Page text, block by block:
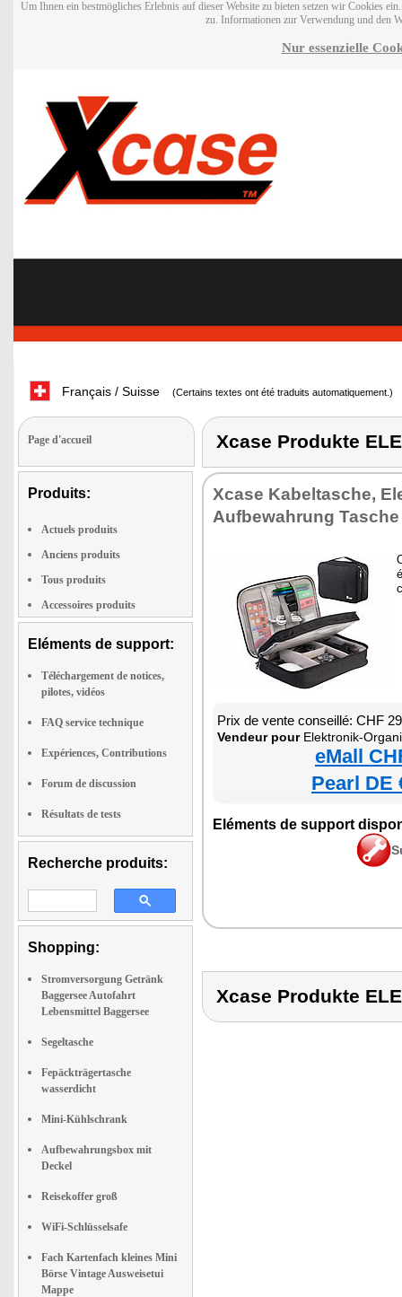
Um Ihnen ein bestmögliches Erlebnis auf dieser Website zu bieten setzen wir Cookies
zu. Informationen zur Verwendung und den
Nur essenzielle
Français / Suisse (Certains textes ont été traduits automatiquement.)
Page d'accueil
Produits:
Actuels produits
Anciens produits
Tous produits
Accessoires produits
Eléments de support:
Téléchargement de notices,
pilotes, vidéos
FAQ service technique
Expériences, Contributions
Forum de discussion
Résultats de tests
Recherche produits:
Shopping:
Stromversorgung Getränk
Baggersee Autofahrt
Lebensmittel Baggersee
Segeltasche
Fepäckträgertasche
wasserdicht
Mini-Kühlschrank
Aufbewahrungsbox mit
Deckel
Reisekoffer groß
WiFi-Schlüsselsafe
Fach Kartenfach kleines Mini
Börse Vintage Ausweisetui
Mappe
Xcase Produkte
Xcase Kabeltasche,
Aufbewahrung Tasche
Prix de vente conseillé: CHF
Vendeur pourElektronik-
eMall
Pearl DE
Eléments de support
Xcase Produkte